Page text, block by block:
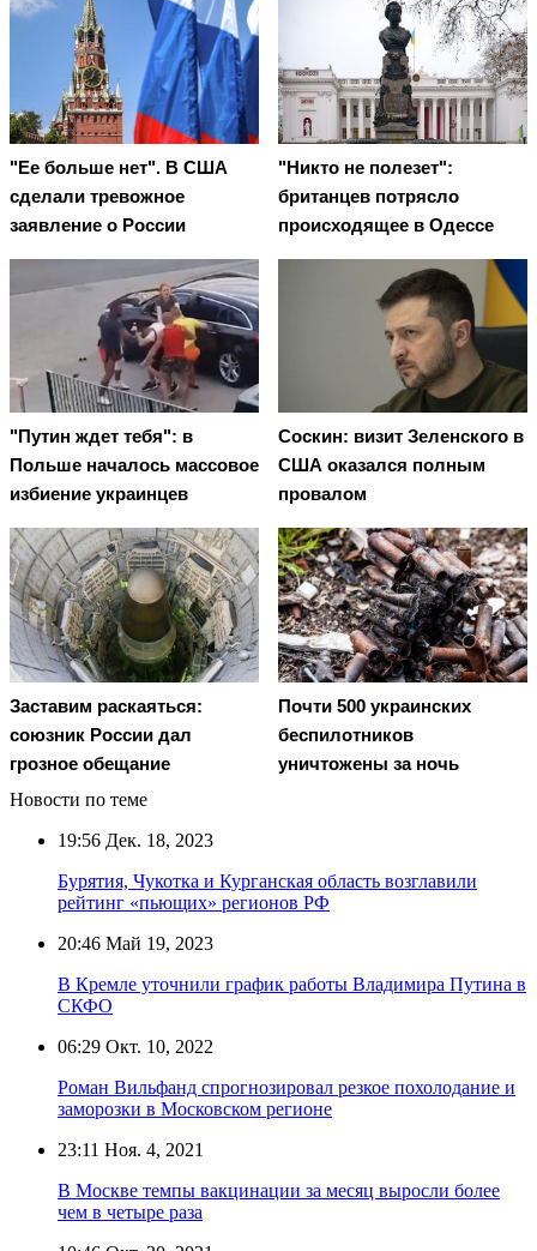
"Ее больше нет". В США
сделали тревожное
заявление о России
"Никто не полезет":
британцев потрясло
происходящее в Одессе
"Путин ждет тебя": в
Польше началось массовое
избиение украинцев
Соскин: визит Зеленского в
США оказался полным
провалом
Заставим раскаяться:
союзник России дал
грозное обещание
Почти 500 украинских
беспилотников
уничтожены за ночь
Новости по теме
19:56 Дек. 18, 2023
Бурятия, Чукотка и Курганская область возглавили
рейтинг «пьющих» регионов РФ
20:46 Май 19, 2023
В Кремле уточнили график работы Владимира Путина в
СКФО
06:29 Окт. 10, 2022
Роман Вильфанд спрогнозировал резкое похолодание и
заморозки в Московском регионе
23:11 Ноя. 4, 2021
В Москве темпы вакцинации за месяц выросли более
чем в четыре раза